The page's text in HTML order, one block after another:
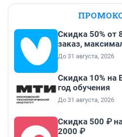
Скидка 50% от
заказ,
До 31 августа, 2026
Скидка 10%
год обучения
До 31 августа, 2026
Скидка 500 ₽
2000 ₽